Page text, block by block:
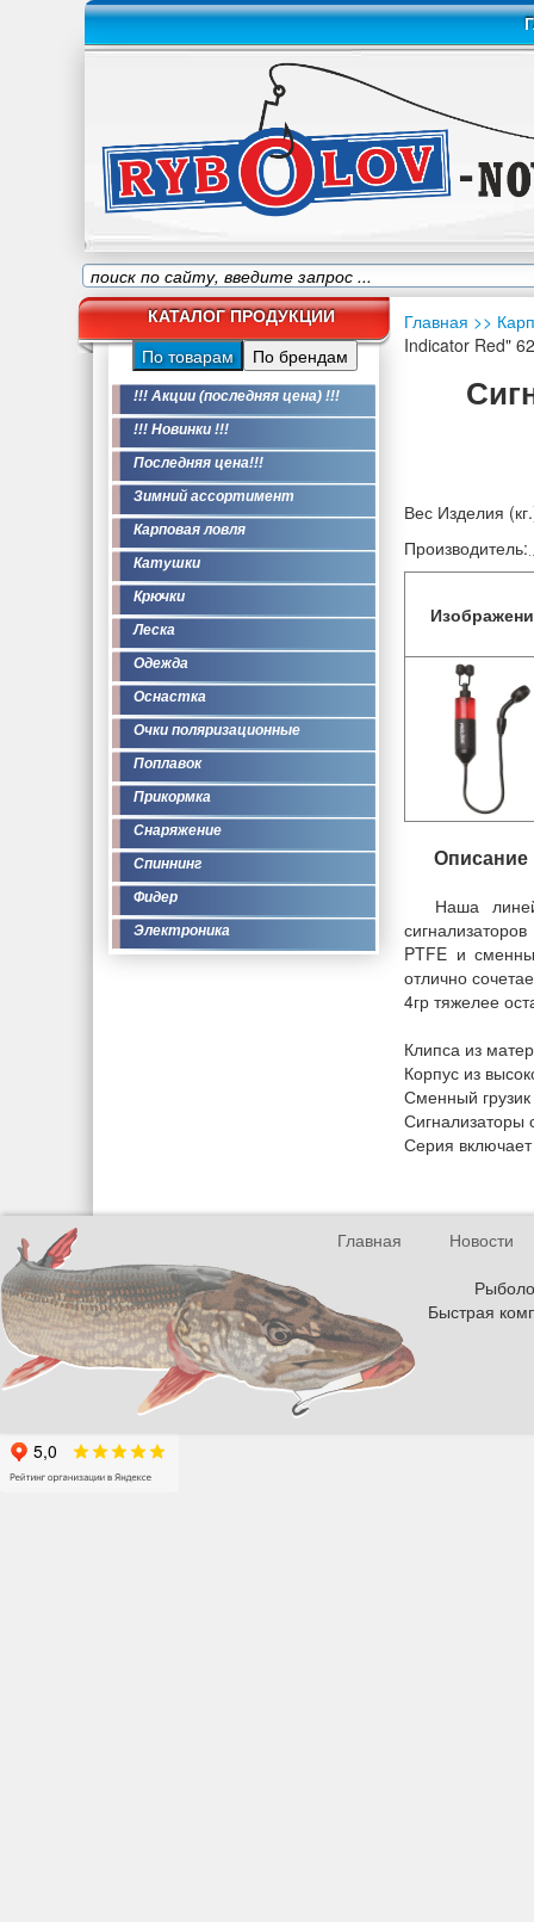
КАТАЛОГ ПРОДУКЦИИ
По товарам По брендам
!!! Акции (последняя цена) !!!
!!! Новинки !!!
Последняя цена!!!
Зимний ассортимент
Карповая ловля
Катушки
Крючки
Леска
Одежда
Оснастка
Очки поляризационные
Поплавок
Прикормка
Снаряжение
Спиннинг
Фидер
Электроника
Главная >>
Indicator Red"
Вес Изделия
Производитель:
Описание
Наша
PTFE и
отлично
4гр тяжелее
Клипса из
Корпус из
Сменный
Сигнализаторы
Серия
Главная
Новости
Быстрая